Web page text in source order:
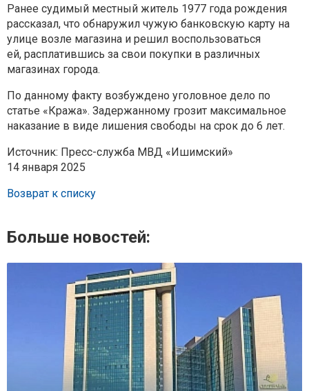
Ранее судимый местный житель 1977 года рождения
рассказал, что обнаружил чужую банковскую карту на
улице возле магазина и решил воспользоваться
ей, расплатившись за свои покупки в различных
магазинах города.
По данному факту возбуждено уголовное дело по
статье «Кража». Задержанному грозит максимальное
наказание в виде лишения свободы на срок до 6 лет.
Источник: Пресс-служба МВД «Ишимский»
14 января 2025
Возврат к списку
Больше новостей: